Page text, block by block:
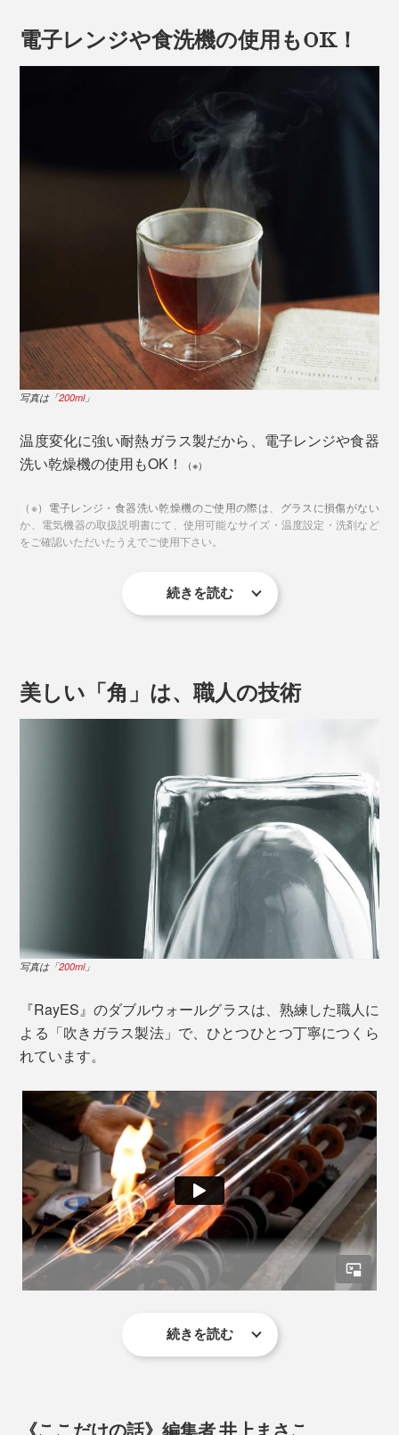
黄金比（1：1.618）を取り入れた、調和の取れたデザイン
底面は少し肉厚に、凹凸を付けた4点で支えることで転
外側は長方体で安定感があり、内側は丸みによって飲み
やすさとお手入れのしやすさを。
ダブルウォールグラスには、美しいだけではなく、毎日
快適に使える機能がたくさん備わっています。
すことがなくなるから、木製テーブルに残しがちな、グ
ラスの“輪ジミ”も心配ありません。
外側のガラスが曇りにくいから、中の液体の輪郭がくっ
きりと浮かび上がり、美しさも一層引き立ててくれま
安定感があるから、おうちでの晩酌にもおすすめです。
ビールやハイボール、焼酎のお湯割を飲むなら
「300ml」（本品）を。冷酒やウィスキーのロックを飲
」がちょうどいいサイズ感です。
電子レンジや食洗機の使用もOK！
写真は「200ml」
温度変化に強い耐熱ガラス製だから、電子レンジや食器
洗い乾燥機の使用もOK！
（※）
（※）電子レンジ・食器洗い乾燥機のご使用の際は、グラスに損傷がない
か、電気機器の取扱説明書にて、使用可能なサイズ・温度設定・洗剤など
をご確認いただいたうえでご使用下さい。
熱湯を注いでも、飲み物を電子レンジで温めても、二層
ち運べて快適。
写真は「 」
唇が当たるフチは熱が伝わりにくいから、熱々のコーヒ
ーを入れても口当たりがやさしく、安心して飲めます。
続きを読む
美しい「角」は、職人の技術
写真は「200ml」
『RayES』のダブルウォールグラスは、熟練した職人に
よる「吹きガラス製法」で、ひとつひとつ丁寧につくら
れています。
※動画は別デザインのダブルウォールグラスの製作風景
続きを読む
《ここだけの話》編集者 井上まさこ